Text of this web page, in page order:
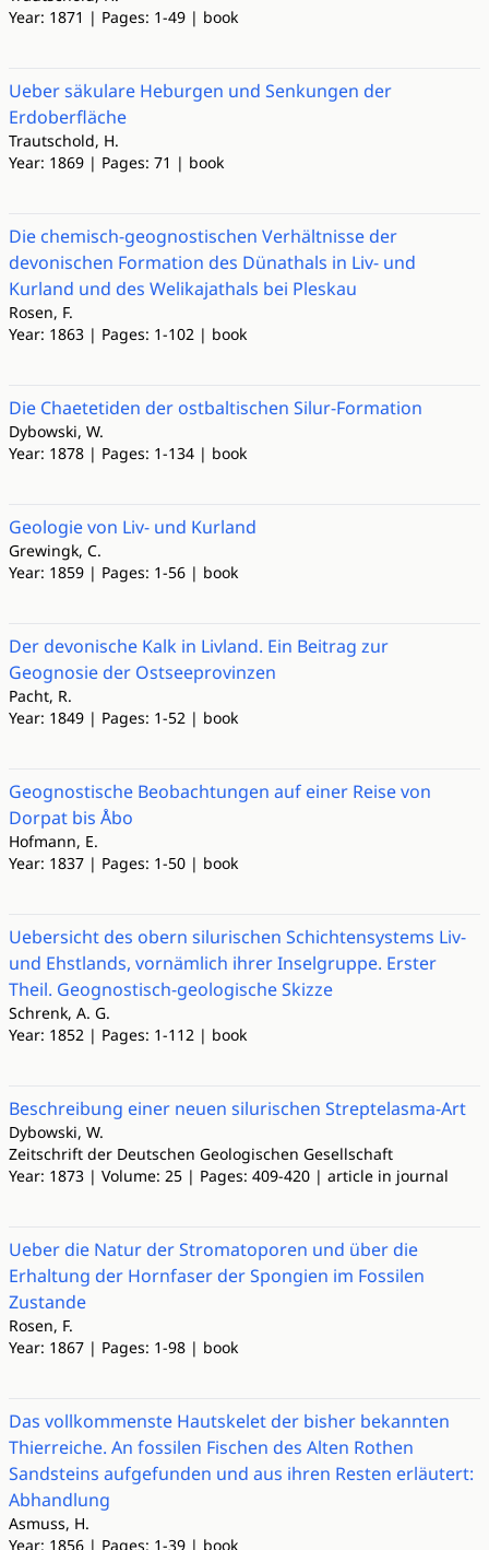
Year: 1871 | Pages: 1-49 | book
Ueber säkulare Heburgen und Senkungen der
Erdoberfläche
Trautschold, H.
Year: 1869 | Pages: 71 | book
Die chemisch-geognostischen Verhältnisse der
devonischen Formation des Dünathals in Liv- und
Kurland und des Welikajathals bei Pleskau
Rosen, F.
Year: 1863 | Pages: 1-102 | book
Die Chaetetiden der ostbaltischen Silur-Formation
Dybowski, W.
Year: 1878 | Pages: 1-134 | book
Geologie von Liv- und Kurland
Grewingk, C.
Year: 1859 | Pages: 1-56 | book
Der devonische Kalk in Livland. Ein Beitrag zur
Geognosie der Ostseeprovinzen
Pacht, R.
Year: 1849 | Pages: 1-52 | book
Geognostische Beobachtungen auf einer Reise von
Dorpat bis Åbo
Hofmann, E.
Year: 1837 | Pages: 1-50 | book
Uebersicht des obern silurischen Schichtensystems Liv-
und Ehstlands, vornämlich ihrer Inselgruppe. Erster
Theil. Geognostisch-geologische Skizze
Schrenk, A. G.
Year: 1852 | Pages: 1-112 | book
Beschreibung einer neuen silurischen Streptelasma-Art
Dybowski, W.
Zeitschrift der Deutschen Geologischen Gesellschaft
Year: 1873 | Volume: 25 | Pages: 409-420 | article in journal
Ueber die Natur der Stromatoporen und über die
Erhaltung der Hornfaser der Spongien im Fossilen
Zustande
Rosen, F.
Year: 1867 | Pages: 1-98 | book
Das vollkommenste Hautskelet der bisher bekannten
Thierreiche. An fossilen Fischen des Alten Rothen
Sandsteins aufgefunden und aus ihren Resten erläutert:
Abhandlung
Asmuss, H.
Year: 1856 | Pages: 1-39 | book